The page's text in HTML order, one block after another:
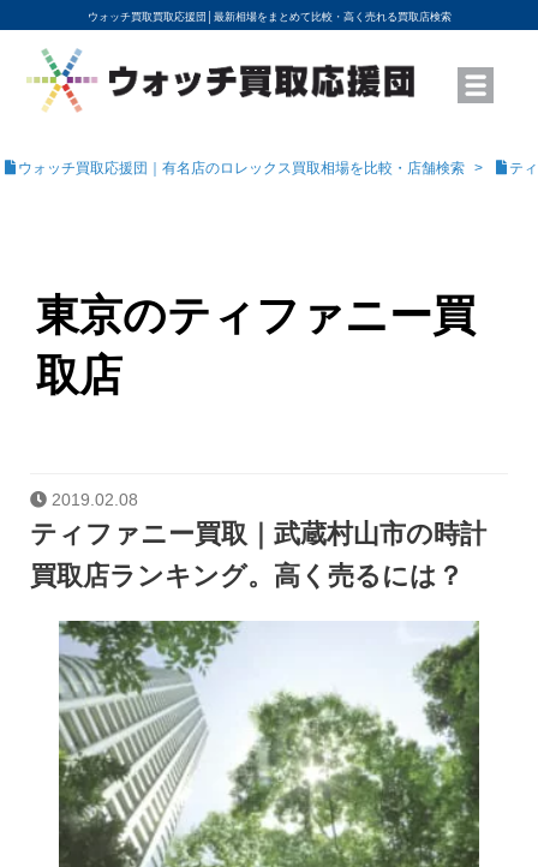
ウォッチ買取買取応援団│ 最新相場をまとめて比較・高く売れる買取店検索
YouTubeで動画を公開中
ROLEXモデル名から買取相場を調べる
高級時計ブランド名から買取相場を調べる
地域から買取店を探す
店舗名から買取店を探す
ブランド時計を高く売る方法
買取査定を依頼する
ウォッチ買取応援団｜有名店のロレックス買取相場を比較・店舗検索 テ
東京のティファニー買
取店
2019.02.08
ティファニー買取｜武蔵村山市の時計
買取店ランキング。高く売るには？